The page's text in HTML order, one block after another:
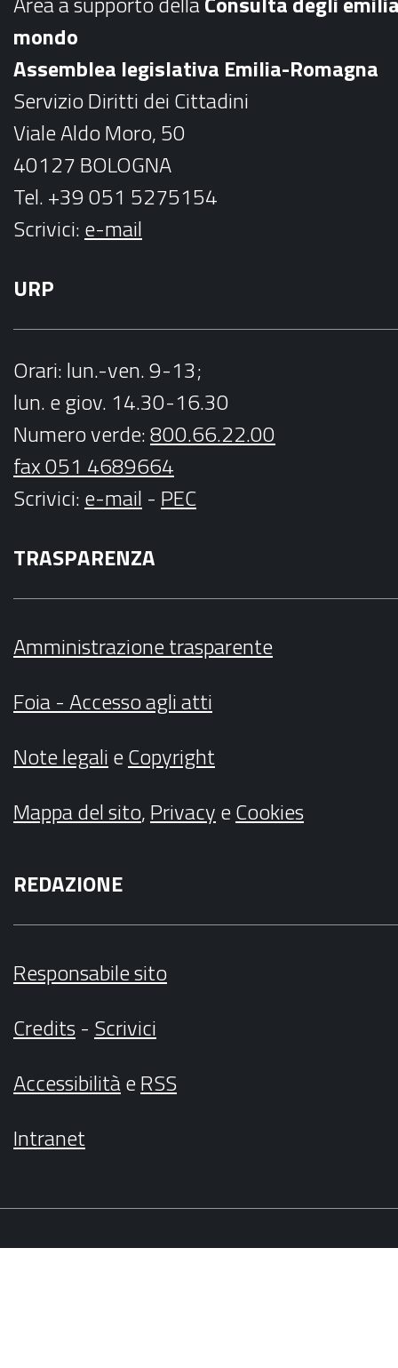
o
k
r
a
m
mondo
Assemblea legislativa Emilia-Romagna
Servizio Diritti dei Cittadini
Viale Aldo Moro, 50
40127 BOLOGNA
Tel. +39 051 5275154
Scrivici:e-mail
URP
Orari: lun.-ven. 9-13;
lun. e giov. 14.30-16.30
Numero verde:800.66.22.00
fax 051 4689664
Scrivici:e-mail - PEC
TRASPARENZA
Amministrazione trasparente
Foia - Accesso agli atti
Note legalieCopyright
Mappa del sito,PrivacyeCookies
REDAZIONE
Responsabile sito
Credits- Scrivici
AccessibilitàeRSS
Intranet